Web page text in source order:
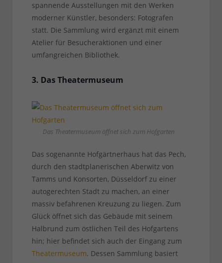
spannende Ausstellungen mit den Werken
moderner Künstler, besonders: Fotografen
statt. Die Sammlung wird ergänzt mit einem
Atelier für Besucheraktionen und einer
umfangreichen Bibliothek.
3. Das Theatermuseum
Das Theatermuseum öffnet sich zum Hofgarten
Das sogenannte Hofgärtnerhaus hat das Pech,
durch den stadtplanerischen Aberwitz von
Tamms und Konsorten, Düsseldorf zu einer
autogerechten Stadt zu machen, an einer
massiv befahrenen Kreuzung zu liegen. Zum
Glück öffnet sich das Gebäude mit seinem
Halbrund zum östlichen Teil des Hofgartens
hin; hier befindet sich auch der Eingang zum
Theatermuseum. Dessen Sammlung basiert